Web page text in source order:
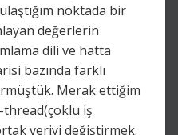
noktada bir
değerlerin
dili ve hatta
bazında farklı
Merak ettiğim
iş
veriyi değiştirmek.